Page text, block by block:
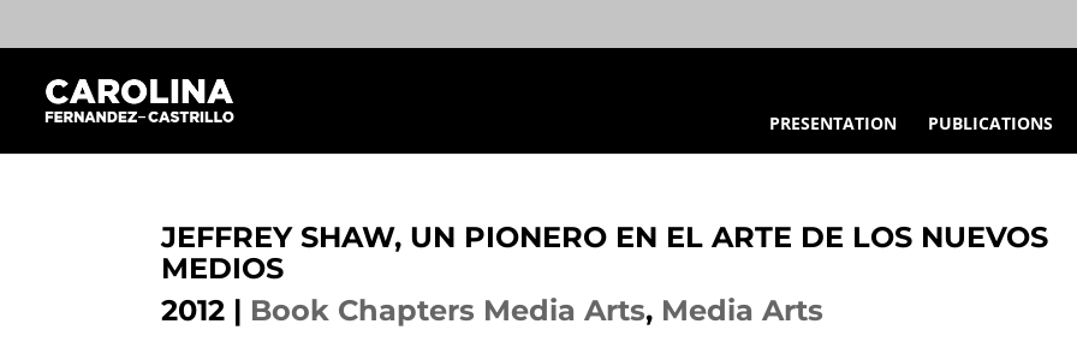
PRESENTATION PUBLICATIONS
JEFFREY SHAW, UN PIONERO EN EL ARTE DE LOS NUEVOS
MEDIOS
2012 | Book Chapters Media Arts, Media Arts